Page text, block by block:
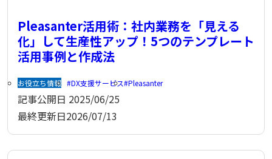
Pleasanter活用術：社内業務を「見える
化」して生産性アップ！5つのテンプレート
活用事例と作成法
お役立ち情報 DX支援サービス Pleasanter
記事公開日 2025/06/25
最終更新日2026/07/13